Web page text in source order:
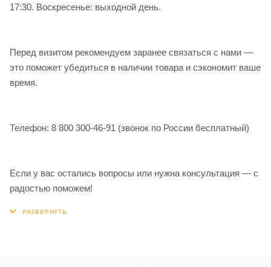
17:30. Воскресенье: выходной день.
Перед визитом рекомендуем заранее связаться с нами —
это поможет убедиться в наличии товара и сэкономит ваше
время.
Телефон: 8 800 300-46-91 (звонок по России бесплатный)
Если у вас остались вопросы или нужна консультация — с
радостью поможем!